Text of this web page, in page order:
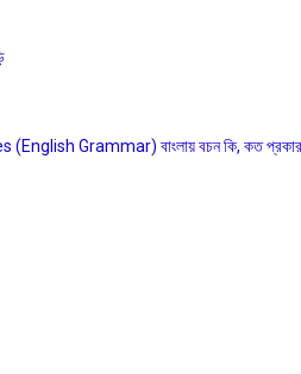
Grammar) বাংলায় বচন কি, কত প্রকার